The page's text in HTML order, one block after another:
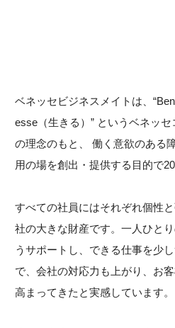
ベネッセビジネスメイトは、
esse（生きる）” というベネッ
の理念のもと、 働く意欲のある
用の場を創出・提供する目的で
すべての社員にはそれぞれ個性
社の大きな財産です。一人ひと
うサポートし、できる仕事を少
で、会社の対応力も上がり、お
高まってきたと実感しています。